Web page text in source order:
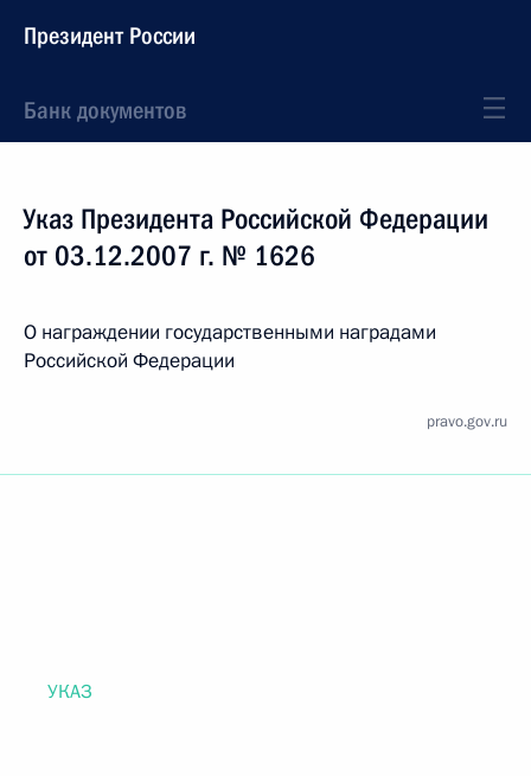
Президент России
Банк документов
Указ Президента Российской Федерации
от 03.12.2007 г. № 1626
О награждении государственными наградами
Российской Федерации
pravo.gov.ru
УКАЗ